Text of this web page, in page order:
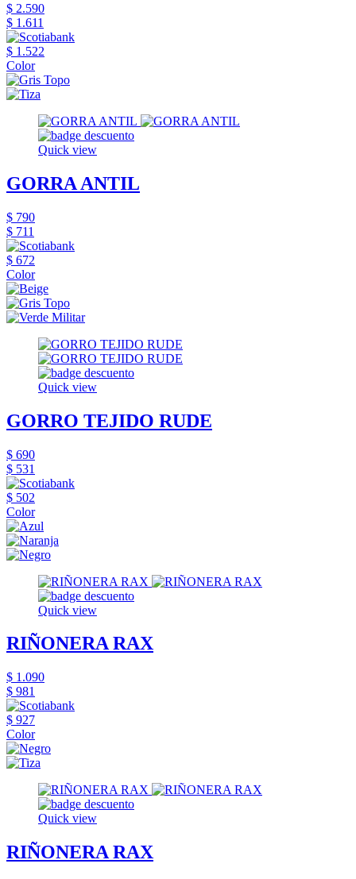
$ 2.590
$ 1.611
$ 1.522
Color
Quick view
GORRA ANTIL
$ 790
$ 711
$ 672
Color
Quick view
GORRO TEJIDO RUDE
$ 690
$ 531
$ 502
Color
Quick view
RIÑONERA RAX
$ 1.090
$ 981
$ 927
Color
Quick view
RIÑONERA RAX